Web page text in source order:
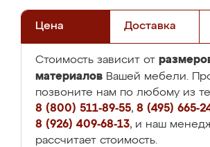
Цена Доставка
Стоимость зависит от
материалов Вашей мебели.
позвоните нам по любому из
8 (800) 511-89-55, 8 (495) 665-
8 (926) 409-68-13, и наш
рассчитает стоимость.